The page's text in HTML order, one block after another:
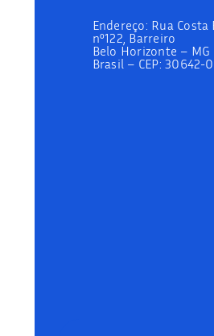
Endereço: Rua Costa
nº122, Barreiro
Belo Horizonte – MG
Brasil – CEP: 30642-